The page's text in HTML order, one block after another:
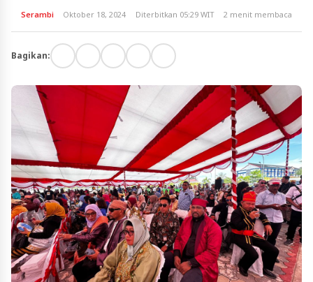
Serambi Oktober 18, 2024 Diterbitkan 05:29 WIT 2 menit membaca
Bagikan: